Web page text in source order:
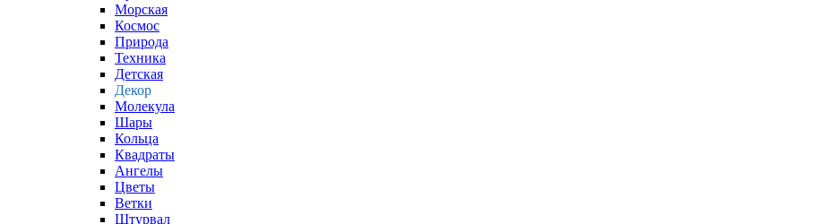
Морская
Космос
Природа
Техника
Детская
Декор
Молекула
Шары
Кольца
Квадраты
Ангелы
Цветы
Ветки
Штурвал